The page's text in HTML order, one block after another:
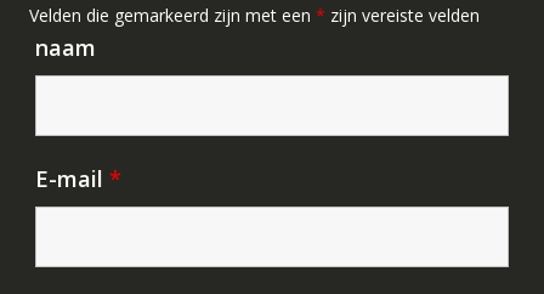
Velden die gemarkeerd zijn met een * zijn vereiste velden
naam
E-mail *